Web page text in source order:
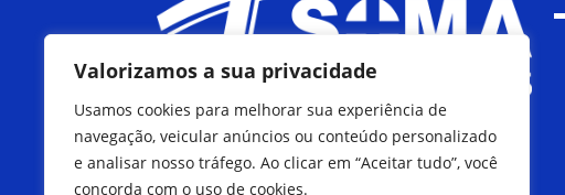
Valorizamos a sua privacidade
Usamos cookies para melhorar sua experiência de
navegação, veicular anúncios ou conteúdo personalizado
e analisar nosso tráfego. Ao clicar em “Aceitar tudo”, você
concorda com o uso de cookies.